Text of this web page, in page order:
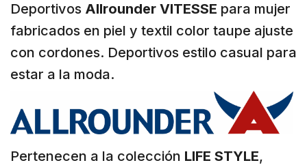
Deportivos Allrounder VITESSE para mujer
fabricados en piel y textil color taupe ajuste
con cordones. Deportivos estilo casual para
estar a la moda.
Pertenecen a la colección LIFE STYLE,